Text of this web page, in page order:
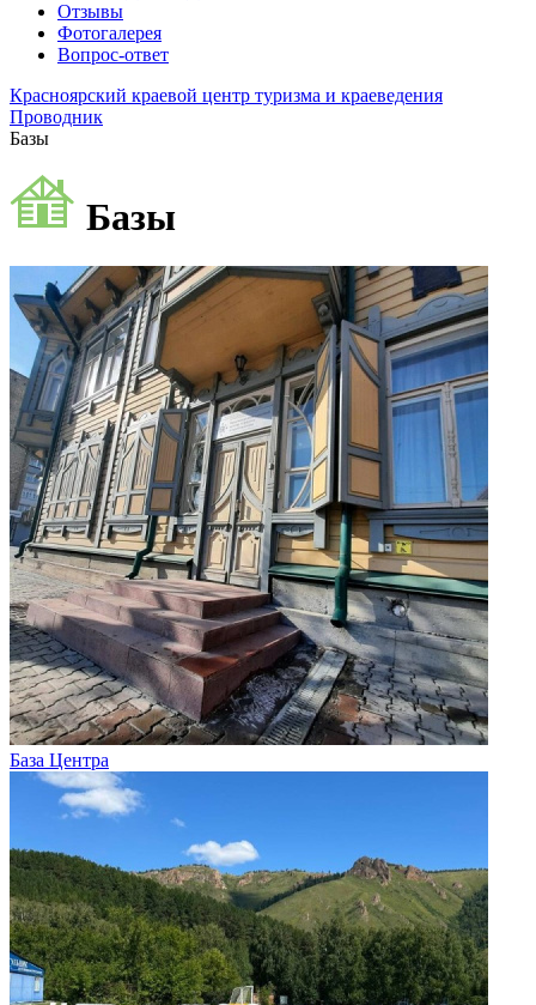
Отзывы
Фотогалерея
Вопрос-ответ
Красноярский краевой центр туризма и краеведения
Проводник
Базы
Базы
База Центра